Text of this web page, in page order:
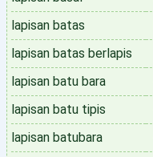
lapisan batas
lapisan batas berlapis
lapisan batu bara
lapisan batu tipis
lapisan batubara